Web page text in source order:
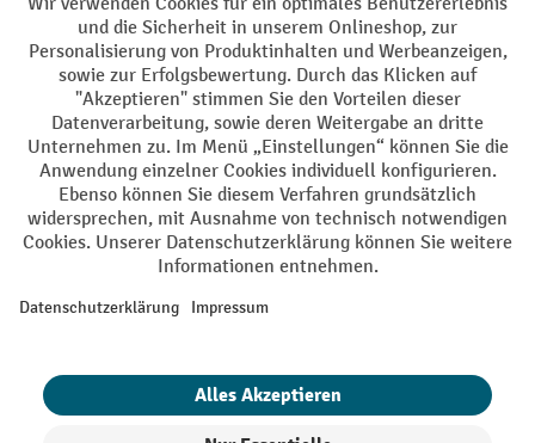
Impressum Datenschutz
Barrierefreiheit Grounding Page Privacy Settings
Alle Preise exkl. gesetzl. Mehrwertsteuer zzgl.Versandkostenund ggf.
Nachnahmegebühren, wenn nicht anders angegeben.
¹ Der Rabatt gilt so lange der Vorrat reicht. Der Rabatt gilt nicht auf
oder Gutscheinen ist nicht möglich. | ² Der Rabatt wird einmalig bei
eingelöst werden. Die Höhe des Rabatts variiert je nach
Produktkategorie und beträgt bis zu 10 % (10 % auf Lager, Umwelt,